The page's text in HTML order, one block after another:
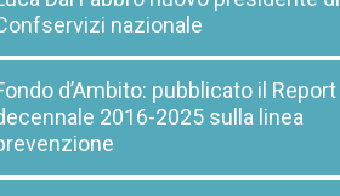
nazionale
d’Ambito: pubblicato il Report
2016-2025 sulla linea